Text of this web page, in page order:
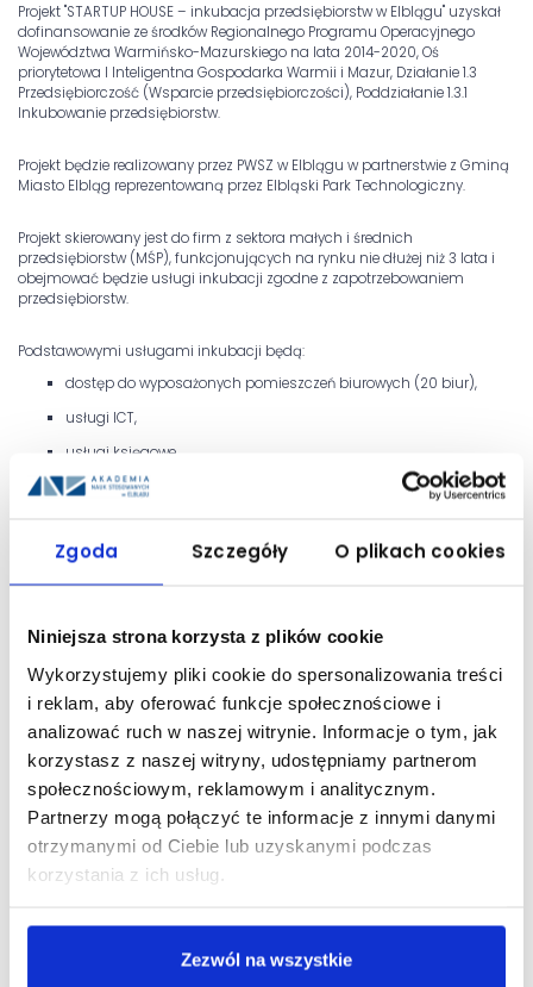
Zgoda Szczegóły O plikach cookies
Niniejsza strona korzysta z plików cookie
Wykorzystujemy pliki cookie do spersonalizowania treści
i reklam, aby oferować funkcje społecznościowe i
analizować ruch w naszej witrynie. Informacje o tym, jak
korzystasz z naszej witryny, udostępniamy partnerom
społecznościowym, reklamowym i analitycznym.
Partnerzy mogą połączyć te informacje z innymi danymi
otrzymanymi od Ciebie lub uzyskanymi podczas
korzystania z ich usług.
Zezwól na wszystkie
Projekt "STARTUP HOUSE – inkubacja przedsiębiorstw w Elblągu" uzyskał
dofinansowanie ze środków Regionalnego Programu Operacyjnego
Województwa Warmińsko-Mazurskiego na lata 2014-2020, Oś
priorytetowa I Inteligentna Gospodarka Warmii i Mazur, Działanie 1.3
Przedsiębiorczość (Wsparcie przedsiębiorczości), Poddziałanie 1.3.1
Inkubowanie przedsiębiorstw.
Projekt będzie realizowany przez PWSZ w Elblągu w partnerstwie z Gminą
Miasto Elbląg reprezentowaną przez Elbląski Park Technologiczny.
Projekt skierowany jest do firm z sektora małych i średnich
przedsiębiorstw (MŚP), funkcjonujących na rynku nie dłużej niż 3 lata i
obejmować będzie usługi inkubacji zgodne z zapotrzebowaniem
przedsiębiorstw.
Podstawowymi usługami inkubacji będą:
dostęp do wyposażonych pomieszczeń biurowych (20 biur),
usługi ICT,
usługi księgowe,
usługi prawne,
szkolenia,
udział w warsztatach.
W budżecie projektu przeznaczone są środki na adaptację pomieszczeń
PWSZ w Elblągu przy ul. Zacisze. Celem jest zapewnienie usługi
udostępnienia powierzchni biurowej o wysokim standardzie.
Jako Partner Projektu - Państwowa Wyższa Szkoła Zawodowa w Elblągu -
odpowiedzialna będzie za realizację następujących zadań:
wykonanie studium wykonalności,
adaptacja pomieszczeń,
usostępnienie powierzchni biurowej dla 15 inkubowanych
przedsiębiorstw,
doradztwo,
promocja projektu,